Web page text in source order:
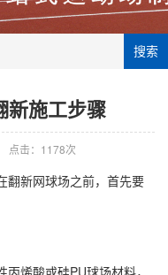
搜索
新施工步骤
点击：1178次
新网球场之前，首先要
烯酸或硅PU球场材料，